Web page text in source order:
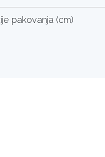
pakovanja (cm)